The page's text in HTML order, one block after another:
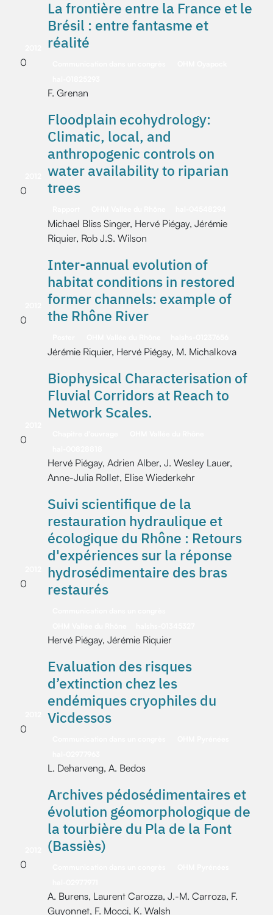
0
La frontière entre la France et le
Brésil : entre fantasme et
réalité
F. Grenan
0
Floodplain ecohydrology:
Climatic, local, and
anthropogenic controls on
water availability to riparian
trees
Michael Bliss Singer, Hervé Piégay, Jérémie
Riquier, Rob J.S. Wilson
0
Inter-annual evolution of
habitat conditions in restored
former channels: example of
the Rhône River
Jérémie Riquier, Hervé Piégay, M. Michalkova
0
Biophysical Characterisation of
Fluvial Corridors at Reach to
Network Scales.
Hervé Piégay, Adrien Alber, J. Wesley Lauer,
Anne-Julia Rollet, Elise Wiederkehr
0
Suivi scientifique de la
restauration hydraulique et
écologique du Rhône : Retours
d'expériences sur la réponse
hydrosédimentaire des bras
restaurés
Hervé Piégay, Jérémie Riquier
0
Evaluation des risques
d’extinction chez les
endémiques cryophiles du
Vicdessos
L. Deharveng, A. Bedos
0
Archives pédosédimentaires et
évolution géomorphologique de
la tourbière du Pla de la Font
(Bassiès)
A. Burens, Laurent Carozza, J.-M. Carroza, F.
Guyonnet, F. Mocci, K. Walsh